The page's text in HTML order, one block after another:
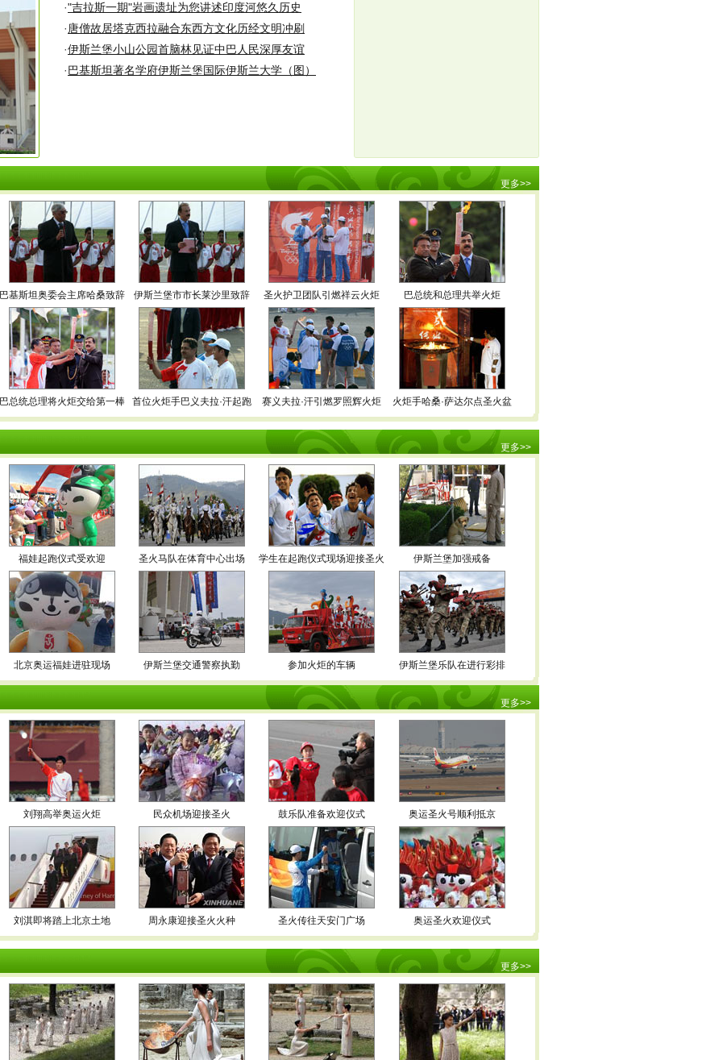
(08/07 14:31) ★★
(08/07 14:09)
★★
·体操王子变身飞人 李宁空中漫步燃爆奥运最高
潮
(08/09 00:28) ★★★
·高敏开幕式传递圣火 昔日跳板女皇感受奥运激
情
(08/09 00:26) ★★★
孙晋芳开幕式传递圣火 老女排队长依然英姿飒
爽
(08/09 00:05) ★★★
·张军开幕式传递圣火 昔日羽毛球名将鸟巢燃激
情
(08/09 00:02) ★★★
·三朝元老陈中首走入场式 出任倒数第三棒很激
动
(08/09 00:00) ★★★★
·占旭刚开幕式传递圣火 昔举重名将见证中国力
量
(08/08 23:59) ★★★
·李小双开幕式传递圣火 昔日体操名将再结缘奥
运
(08/08 23:57) ★★★
·从弹弓大王到奥运冠军 许海峰跑鸟巢内首棒火
炬
(08/08 23:55) ★★
·快讯：末棒许智宏传递结束 圆满落下帷幕
(08/08 12:22) ★★
·"吉拉斯一期"岩画遗址为您讲述印度河悠久历史
· 唐僧故居塔克西拉融合东西方文化历经文明冲刷
·伊斯兰堡小山公园首脑林见证中巴人民深厚友谊
·巴基斯坦著名学府伊斯兰堡国际伊斯兰大学（图）
更多>>
巴基斯坦奥委会主席哈桑致辞 伊斯兰堡市市长莱沙里致辞 圣火护卫团队引燃祥云火炬 巴总统和总理共举火炬
巴总统总理将火炬交给第一棒 首位火炬手巴义夫拉·汗起跑 赛义夫拉·汗引燃罗照辉火炬 火炬手哈桑·萨达尔点圣火盆
更多>>
福娃起跑仪式受欢迎 圣火马队在体育中心出场 学生在起跑仪式现场迎接圣火 伊斯兰堡加强戒备
北京奥运福娃进驻现场 伊斯兰堡交通警察执勤 参加火炬的车辆 伊斯兰堡乐队在进行彩排
更多>>
刘翔高举奥运火炬 民众机场迎接圣火 鼓乐队准备欢迎仪式 奥运圣火号顺利抵京
刘淇即将踏上北京土地 周永康迎接圣火火种 圣火传往天安门广场 奥运圣火欢迎仪式
更多>>